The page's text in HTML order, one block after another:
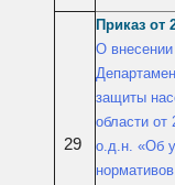
29
Приказ от
О внесении
защиты
области
о.д.н. «Об